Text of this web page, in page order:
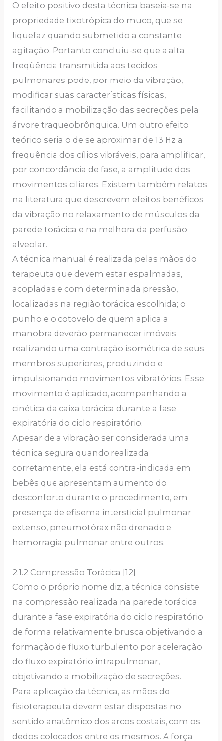
O efeito positivo desta técnica baseia-se na
propriedade tixotrópica do muco, que se
liquefaz quando submetido a constante
agitação. Portanto concluiu-se que a alta
freqüência transmitida aos tecidos
pulmonares pode, por meio da vibração,
modificar suas características físicas,
facilitando a mobilização das secreções pela
árvore traqueobrônquica. Um outro efeito
teórico seria o de se aproximar de 13 Hz a
freqüência dos cílios vibráveis, para amplificar,
por concordância de fase, a amplitude dos
movimentos ciliares. Existem também relatos
na literatura que descrevem efeitos benéficos
da vibração no relaxamento de músculos da
parede torácica e na melhora da perfusão
alveolar.
A técnica manual é realizada pelas mãos do
terapeuta que devem estar espalmadas,
acopladas e com determinada pressão,
localizadas na região torácica escolhida; o
punho e o cotovelo de quem aplica a
manobra deverão permanecer imóveis
realizando uma contração isométrica de seus
membros superiores, produzindo e
impulsionando movimentos vibratórios. Esse
movimento é aplicado, acompanhando a
cinética da caixa torácica durante a fase
expiratória do ciclo respiratório.
Apesar de a vibração ser considerada uma
técnica segura quando realizada
corretamente, ela está contra-indicada em
bebês que apresentam aumento do
desconforto durante o procedimento, em
presença de efisema intersticial pulmonar
extenso, pneumotórax não drenado e
hemorragia pulmonar entre outros.
2.1.2 Compressão Torácica [12]
Como o próprio nome diz, a técnica consiste
na compressão realizada na parede torácica
durante a fase expiratória do ciclo respiratório
de forma relativamente brusca objetivando a
formação de fluxo turbulento por aceleração
do fluxo expiratório intrapulmonar,
objetivando a mobilização de secreções.
Para aplicação da técnica, as mãos do
fisioterapeuta devem estar dispostas no
sentido anatômico dos arcos costais, com os
dedos colocados entre os mesmos. A força